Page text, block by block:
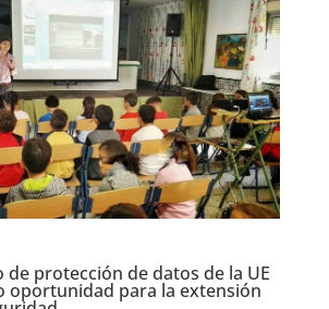
de protección de datos de la UE
oportunidad para la extensión